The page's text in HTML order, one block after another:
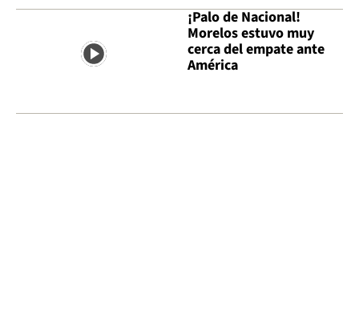
¡Palo de Nacional!
Morelos estuvo muy
cerca del empate ante
América